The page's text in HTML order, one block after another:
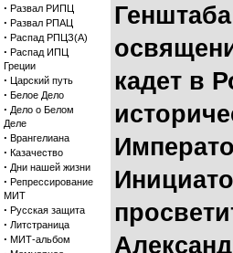
· Развал РИПЦ
· Развал РПАЦ
· Распад РПЦЗ(А)
· Распад ИПЦ
Греции
· Царский путь
· Белое Дело
· Дело о Белом
Деле
· Врангелиана
· Казачество
· Дни нашей жизни
· Репрессирование
МИТ
· Русская защита
· Литстраница
· МИТ-альбом
кадет в